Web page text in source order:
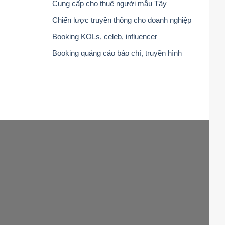
Cung cấp cho thuê người mẫu Tây
Chiến lược truyền thông cho doanh nghiệp
Booking KOLs, celeb, influencer
Booking quảng cáo báo chí, truyền hình